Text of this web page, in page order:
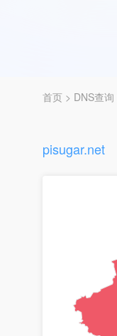
首页 > DNS查询
pisugar.net